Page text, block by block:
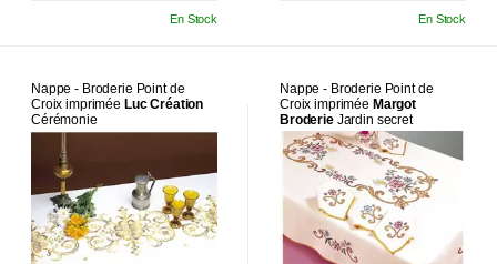
En Stock En Stock
Nappe - Broderie Point de
Croix imprimée Luc Création
Cérémonie
Nappe - Broderie Point de
Croix imprimée Margot
BroderieJardin secret